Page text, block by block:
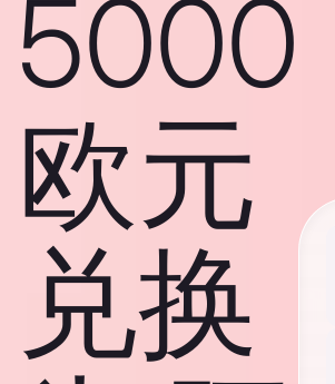
5000
欧元
兑换